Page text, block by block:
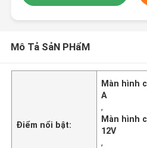
Mô Tả SảN PHẩM
Điểm nổi bật:
Màn hình
A
,
Màn hình
12V
,